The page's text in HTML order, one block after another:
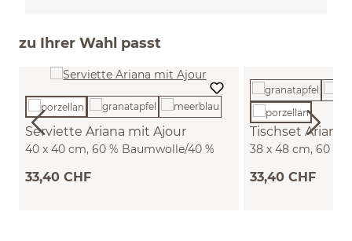
zu Ihrer Wahl passt
Serviette Ariana mit Ajour
40 x 40 cm, 60 % Baumwolle/40 %
33,40 CHF
Tischset Ariana
38 x 48 cm, 60 %
33,40 CHF